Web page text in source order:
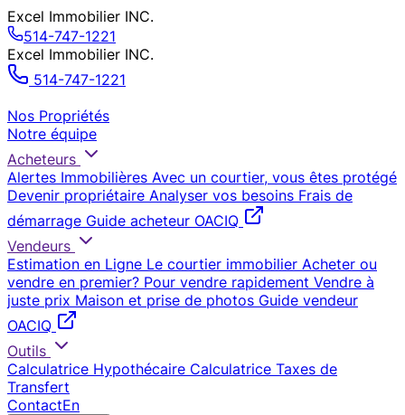
Excel Immobilier INC.
514-747-1221
Excel Immobilier INC.
514-747-1221
Nos Propriétés
Notre équipe
Acheteurs
Alertes Immobilières Avec un courtier, vous êtes protégé
Devenir propriétaire Analyser vos besoins Frais de
démarrage Guide acheteur OACIQ
Vendeurs
Estimation en Ligne Le courtier immobilier Acheter ou
vendre en premier? Pour vendre rapidement Vendre à
juste prix Maison et prise de photos Guide vendeur
OACIQ
Outils
Calculatrice Hypothécaire Calculatrice Taxes de
Transfert
ContactEn